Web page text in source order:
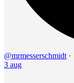
@mrmesserschmidt ·
3 aug